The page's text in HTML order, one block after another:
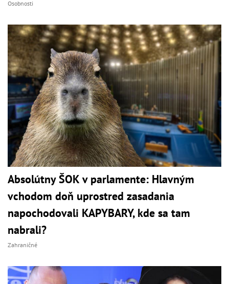
Osobnosti
Absolútny ŠOK v parlamente: Hlavným
vchodom doň uprostred zasadania
napochodovali KAPYBARY, kde sa tam
nabrali?
Zahraničné